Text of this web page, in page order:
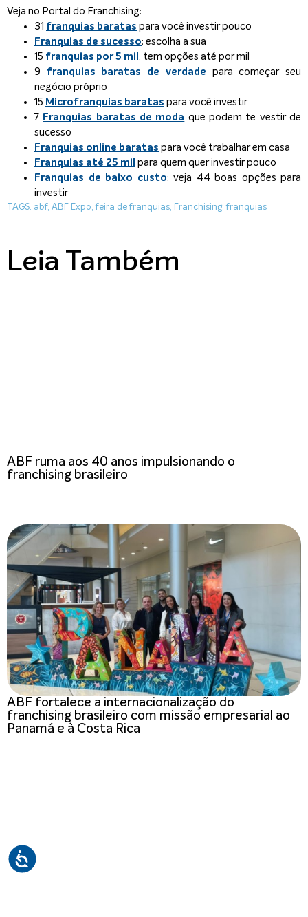
Veja no Portal do Franchising:
31 franquias baratas para você investir pouco
Franquias de sucesso: escolha a sua
15 franquias por 5 mil , tem opções até por mil
9 franquias baratas de verdade para começar seu
negócio próprio
15 Microfranquias baratas para você investir
7 Franquias baratas de moda que podem te vestir de
sucesso
Franquias online baratas para você trabalhar em casa
Franquias até 25 mil para quem quer investir pouco
Franquias de baixo custo: veja 44 boas opções para
investir
TAGS: abf, ABF Expo,feira de franquias, Franchising,franquias
Leia Também
ABF ruma aos 40 anos impulsionando o
franchising brasileiro
ABF fortalece a internacionalização do
franchising brasileiro com missão empresarial ao
Panamá e à Costa Rica